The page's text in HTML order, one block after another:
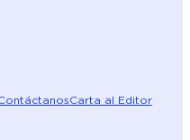
Carta al Editor